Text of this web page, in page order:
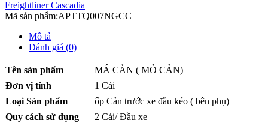
Freightliner Cascadia
Mã sản phẩm:APTTQ007NGCC
Mô tả
Đánh giá (0)
Tên sản phẩm
MÁ CẢN ( MỎ CẢN)
Đơn vị tính
1 Cái
Loại Sản phẩm
ốp Cản trước xe đầu kéo ( bên phụ)
Quy cách sử dụng
2 Cái/ Đầu xe